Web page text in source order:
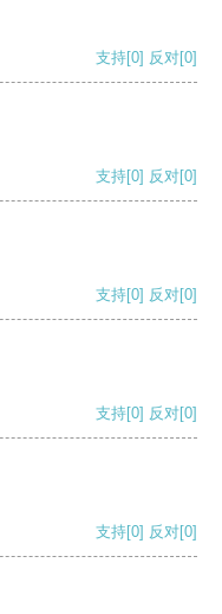
支持[0] 反对[0]
支持[0] 反对[0]
支持[0] 反对[0]
支持[0] 反对[0]
支持[0] 反对[0]